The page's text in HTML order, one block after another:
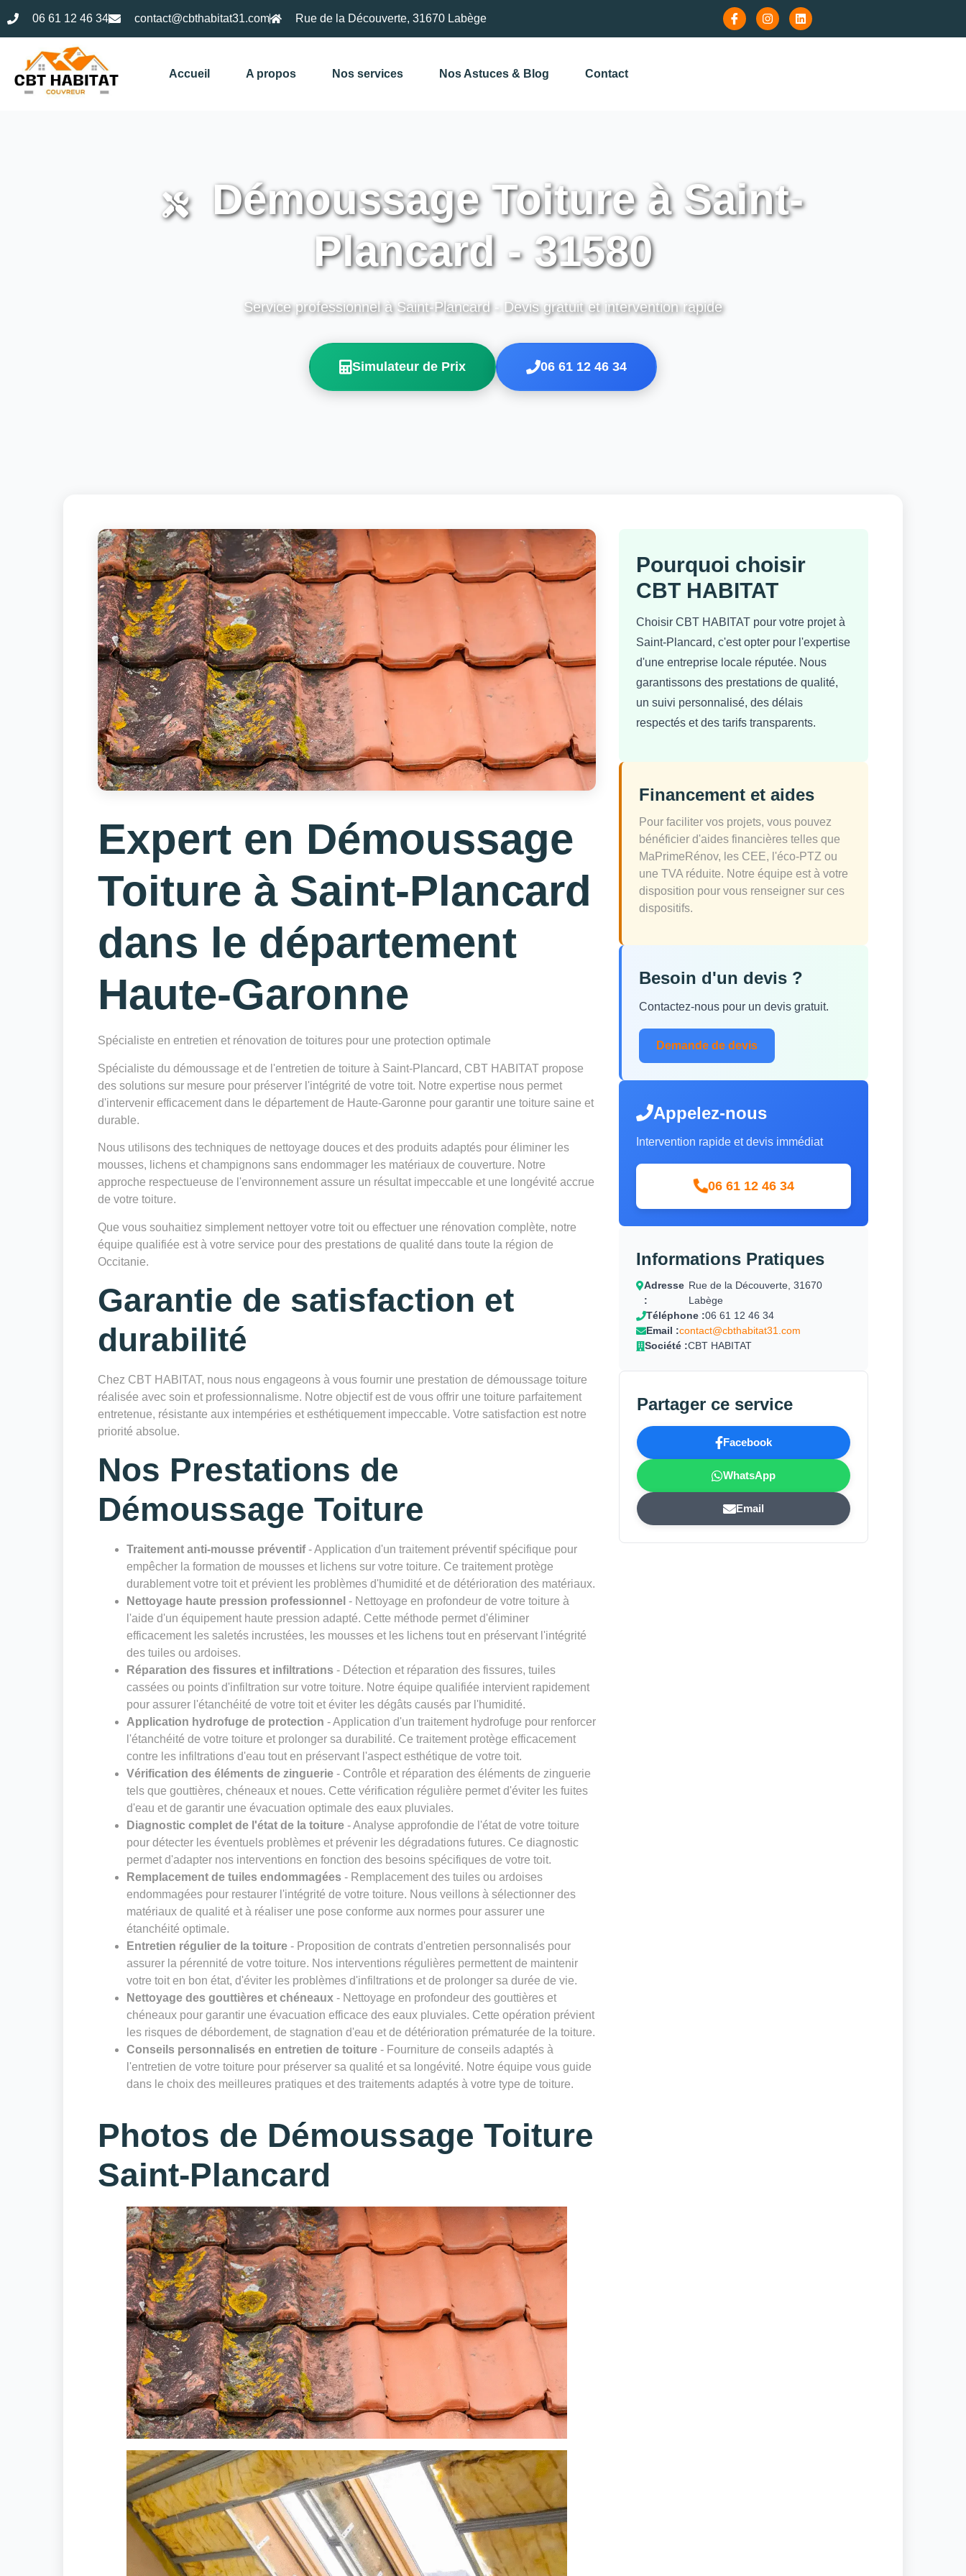
06 61 12 46 34 contact@cbthabitat31.com Rue de la Découverte, 31670 Labège
Accueil A propos Nos services Nos Astuces & Blog Contact
Démoussage Toiture à Saint-
Plancard - 31580
Service professionnel à Saint-Plancard - Devis gratuit et intervention rapide
Simulateur de Prix 06 61 12 46 34
Expert en Démoussage
Toiture à Saint-Plancard
dans le département
Haute-Garonne
Spécialiste en entretien et rénovation de toitures pour une protection optimale
Spécialiste du démoussage et de l'entretien de toiture à Saint-Plancard, CBT HABITAT propose
des solutions sur mesure pour préserver l'intégrité de votre toit. Notre expertise nous permet
d'intervenir efficacement dans le département de Haute-Garonne pour garantir une toiture saine et
durable.
Nous utilisons des techniques de nettoyage douces et des produits adaptés pour éliminer les
mousses, lichens et champignons sans endommager les matériaux de couverture. Notre
approche respectueuse de l'environnement assure un résultat impeccable et une longévité accrue
de votre toiture.
Que vous souhaitiez simplement nettoyer votre toit ou effectuer une rénovation complète, notre
équipe qualifiée est à votre service pour des prestations de qualité dans toute la région de
Occitanie.
Garantie de satisfaction et
durabilité
Chez CBT HABITAT, nous nous engageons à vous fournir une prestation de démoussage toiture
réalisée avec soin et professionnalisme. Notre objectif est de vous offrir une toiture parfaitement
entretenue, résistante aux intempéries et esthétiquement impeccable. Votre satisfaction est notre
priorité absolue.
Nos Prestations de
Démoussage Toiture
Traitement anti-mousse préventif- Application d'un traitement préventif spécifique pour
empêcher la formation de mousses et lichens sur votre toiture. Ce traitement protège
durablement votre toit et prévient les problèmes d'humidité et de détérioration des matériaux.
Nettoyage haute pression professionnel - Nettoyage en profondeur de votre toiture à
l'aide d'un équipement haute pression adapté. Cette méthode permet d'éliminer
efficacement les saletés incrustées, les mousses et les lichens tout en préservant l'intégrité
des tuiles ou ardoises.
Réparation des fissures et infiltrations - Détection et réparation des fissures, tuiles
cassées ou points d'infiltration sur votre toiture. Notre équipe qualifiée intervient rapidement
pour assurer l'étanchéité de votre toit et éviter les dégâts causés par l'humidité.
Application hydrofuge de protection - Application d'un traitement hydrofuge pour renforcer
l'étanchéité de votre toiture et prolonger sa durabilité. Ce traitement protège efficacement
contre les infiltrations d'eau tout en préservant l'aspect esthétique de votre toit.
Vérification des éléments de zinguerie - Contrôle et réparation des éléments de zinguerie
tels que gouttières, chéneaux et noues. Cette vérification régulière permet d'éviter les fuites
d'eau et de garantir une évacuation optimale des eaux pluviales.
Diagnostic complet de l'état de la toiture - Analyse approfondie de l'état de votre toiture
pour détecter les éventuels problèmes et prévenir les dégradations futures. Ce diagnostic
permet d'adapter nos interventions en fonction des besoins spécifiques de votre toit.
Remplacement de tuiles endommagées - Remplacement des tuiles ou ardoises
endommagées pour restaurer l'intégrité de votre toiture. Nous veillons à sélectionner des
matériaux de qualité et à réaliser une pose conforme aux normes pour assurer une
étanchéité optimale.
Entretien régulier de la toiture - Proposition de contrats d'entretien personnalisés pour
assurer la pérennité de votre toiture. Nos interventions régulières permettent de maintenir
votre toit en bon état, d'éviter les problèmes d'infiltrations et de prolonger sa durée de vie.
Nettoyage des gouttières et chéneaux - Nettoyage en profondeur des gouttières et
chéneaux pour garantir une évacuation efficace des eaux pluviales. Cette opération prévient
les risques de débordement, de stagnation d'eau et de détérioration prématurée de la toiture.
Conseils personnalisés en entretien de toiture - Fourniture de conseils adaptés à
l'entretien de votre toiture pour préserver sa qualité et sa longévité. Notre équipe vous guide
dans le choix des meilleures pratiques et des traitements adaptés à votre type de toiture.
Photos de Démoussage Toiture
Saint-Plancard
Pourquoi choisir
CBT HABITAT
Choisir CBT HABITAT pour votre projet à
Saint-Plancard, c'est opter pour l'expertise
d'une entreprise locale réputée. Nous
garantissons des prestations de qualité,
un suivi personnalisé, des délais
respectés et des tarifs transparents.
Financement et aides
Pour faciliter vos projets, vous pouvez
bénéficier d'aides financières telles que
MaPrimeRénov, les CEE, l'éco-PTZ ou
une TVA réduite. Notre équipe est à votre
disposition pour vous renseigner sur ces
dispositifs.
Besoin d'un devis ?
Contactez-nous pour un devis gratuit.
Demande de devis
Appelez-nous
Intervention rapide et devis immédiat
06 61 12 46 34
Informations Pratiques
Adresse
:
Rue de la Découverte, 31670
Labège
Téléphone :06 61 12 46 34
Email :contact@cbthabitat31.com
Société :CBT HABITAT
Partager ce service
Facebook
WhatsApp
Email